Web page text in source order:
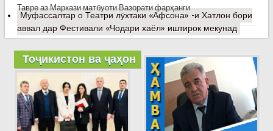
Тавре аз Маркази матбуоти Вазорати фарҳанги
Муфассалтаро Театри лӯхтаки «Афсона» -и Хатлон бори
аввал дар Фестивали «Чодари хаёл» иштирок мекунад
Тоҷикистон ва ҷаҳон